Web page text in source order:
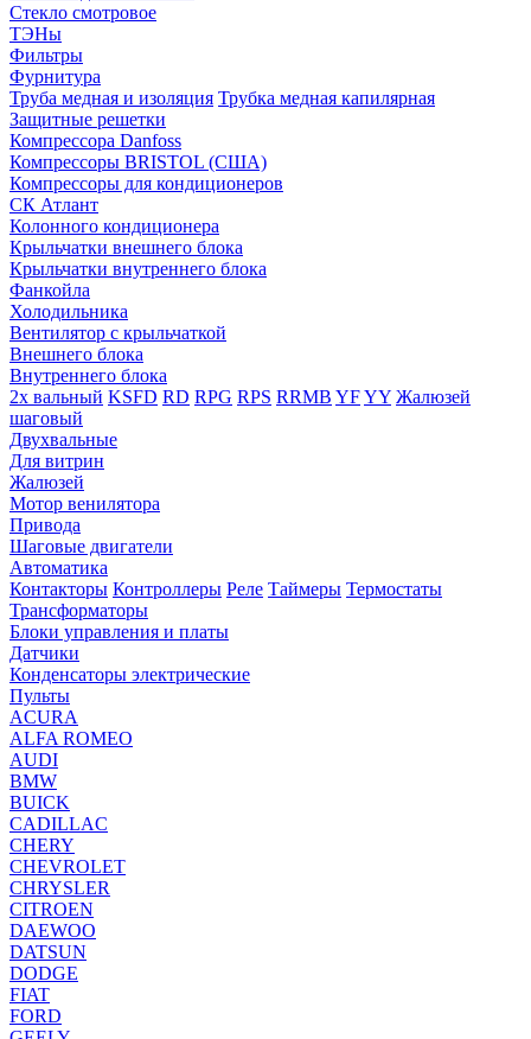
Стекло смотровое
ТЭНы
Фильтры
Фурнитура
Труба медная и изоляция Трубка медная капилярная
Защитные решетки
Компрессора Danfoss
Компрессоры BRISTOL (США)
Компрессоры для кондиционеров
СК Атлант
Колонного кондиционера
Крыльчатки внешнего блока
Крыльчатки внутреннего блока
Фанкойла
Холодильника
Вентилятор с крыльчаткой
Внешнего блока
Внутреннего блока
2х вальный KSFD RD RPG RPS RRMB YFYY Жалюзей
шаговый
Двухвальные
Для витрин
Жалюзей
Мотор венилятора
Привода
Шаговые двигатели
Автоматика
Контакторы Контроллеры Реле Таймеры Термостаты
Трансформаторы
Блоки управления и платы
Датчики
Конденсаторы электрические
Пульты
ACURA
ALFA ROMEO
AUDI
BMW
BUICK
CADILLAC
CHERY
CHEVROLET
CHRYSLER
CITROEN
DAEWOO
DATSUN
DODGE
FIAT
FORD